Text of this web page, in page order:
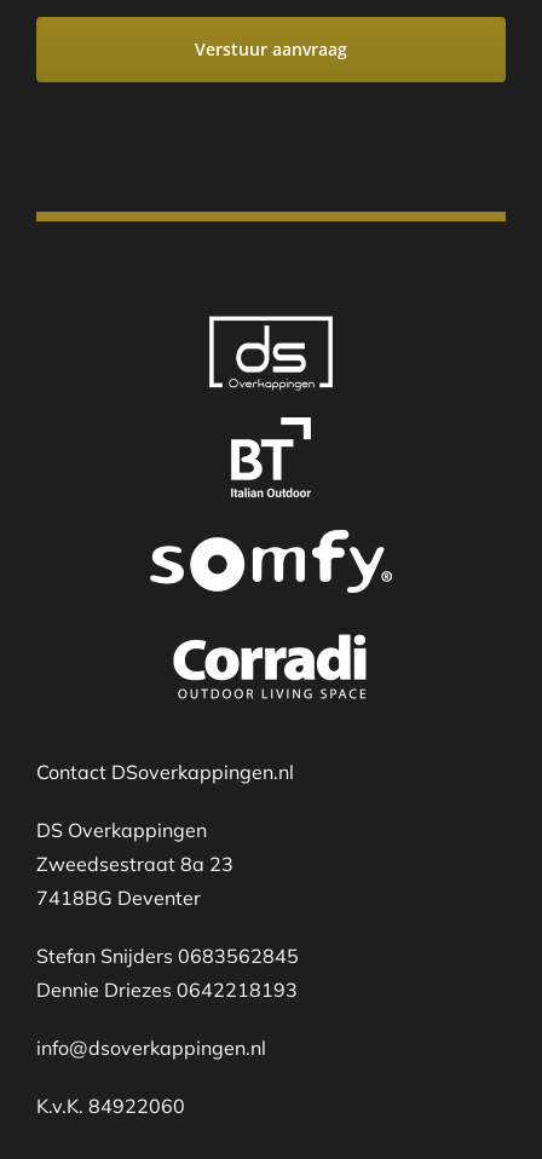
Contact DSoverkappingen.nl
DS Overkappingen
Zweedsestraat 8a 23
7418BG Deventer
Stefan Snijders 0683562845
Dennie Driezes 0642218193
info@dsoverkappingen.nl
K.v.K. 84922060